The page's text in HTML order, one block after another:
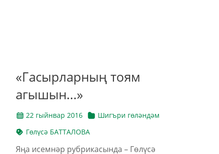
«Гасырларның тоям
агышын...»
22 гыйнвар 2016
Шигъри гөләндәм
Гөлүсә БАТТАЛОВА
Яңа исемнәр рубрикасында – Гөлүсә